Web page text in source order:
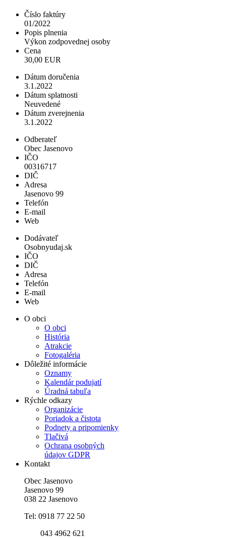
Číslo faktúry
01/2022
Popis plnenia
Výkon zodpovednej osoby
Cena
30,00 EUR
Dátum doručenia
3.1.2022
Dátum splatnosti
Neuvedené
Dátum zverejnenia
3.1.2022
Odberateľ
Obec Jasenovo
IČO
00316717
DIČ
Adresa
Jasenovo 99
Telefón
E-mail
Web
Dodávateľ
Osobnyudaj.sk
IČO
DIČ
Adresa
Telefón
E-mail
Web
O obci
O obci
História
Atrakcie
Fotogaléria
Dôležité informácie
Oznamy
Kalendár podujatí
Úradná tabuľa
Rýchle odkazy
Organizácie
Poriadok a čistota
Podnety a pripomienky
Tlačivá
Ochrana osobných
údajov GDPR
Kontakt
Obec Jasenovo
Jasenovo 99
038 22 Jasenovo
Tel: 0918 77 22 50
043 4962 621